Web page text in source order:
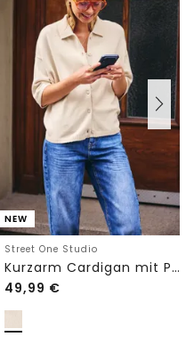
NEW
Street One Studio
Kurzarm Cardigan mit Polokragen
49,99 €